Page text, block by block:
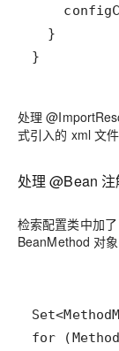
处理
式引入的 xml 文
处理 @Bean
检索配置类中加
BeanMethod 对